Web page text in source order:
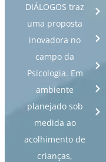
DIÁLOGOS traz
uma proposta
inovadora no
campo da
Psicologia. Em
ambiente
planejado sob
medida ao
acolhimento de
crianças,